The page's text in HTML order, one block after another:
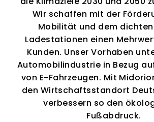
Wir schaffen mit der
Mobilität und dem
Ladestationen einen
Kunden. Unser Vorhaben
Automobilindustrie in Bezug
von E-Fahrzeugen. Mit
den Wirtschaftsstandort
verbessern so den
Fußabdruck.